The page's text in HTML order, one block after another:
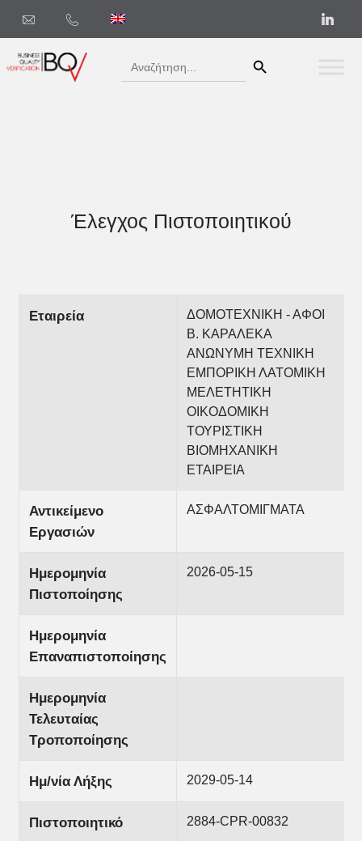
Search
for:
Έλεγχος Πιστοποιητικού
Εταιρεία
ΔΟΜΟΤΕΧΝΙΚΗ - ΑΦΟΙ
Β. ΚΑΡΑΛΕΚΑ
ΑΝΩΝΥΜΗ ΤΕΧΝΙΚΗ
ΕΜΠΟΡΙΚΗ ΛΑΤΟΜΙΚΗ
ΜΕΛΕΤΗΤΙΚΗ
ΟΙΚΟΔΟΜΙΚΗ
ΤΟΥΡΙΣΤΙΚΗ
ΒΙΟΜΗΧΑΝΙΚΗ
ΕΤΑΙΡΕΙΑ
Αντικείμενο
Εργασιών
ΑΣΦΑΛΤΟΜΙΓΜΑΤΑ
Ημερομηνία
Πιστοποίησης
2026-05-15
Ημερομηνία
Επαναπιστοποίησης
Ημερομηνία
Τελευταίας
Τροποποίησης
Ημ/νία Λήξης 2029-05-14
Πιστοποιητικό 2884-CPR-00832